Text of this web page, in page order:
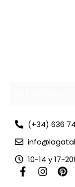
(+34) 636
10-14 y 17-
F
a
I
n
P
i